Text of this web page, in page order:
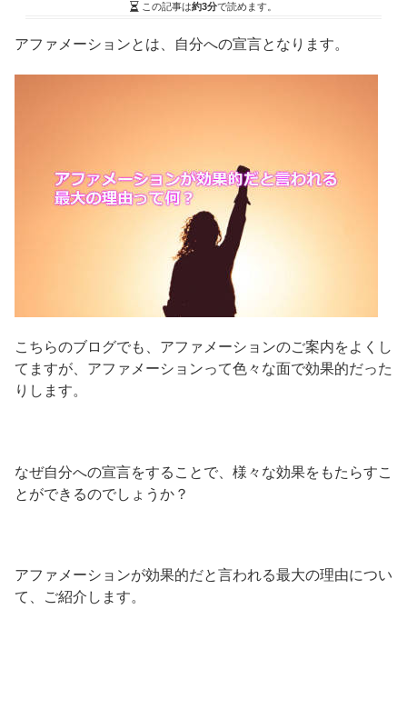
この記事は約3分で読めます。
アファメーションとは、自分への宣言となります。
こちらのブログでも、アファメーションのご案内をよくし
てますが、アファメーションって色々な面で効果的だった
りします。
なぜ自分への宣言をすることで、様々な効果をもたらすこ
とができるのでしょうか？
アファメーションが効果的だと言われる最大の理由につい
て、ご紹介します。